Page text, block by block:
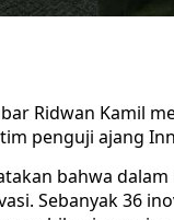
Ridwan Kamil
penguji ajang
bahwa
Sebanyak 36